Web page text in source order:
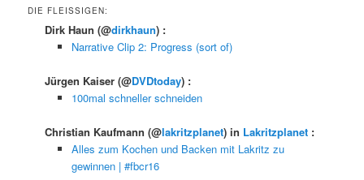
DIE FLEISSIGEN:
Dirk Haun(@dirkhaun) :
Narrative Clip 2: Progress (sort of)
Jürgen Kaiser(@DVDtoday) :
100mal schneller schneiden
Christian Kaufmann(@lakritzplanet) in Lakritzplanet :
Alles zum Kochen und Backen mit Lakritz zu
gewinnen | #fbcr16